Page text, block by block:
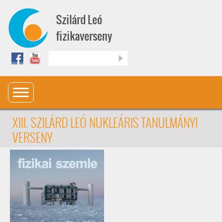
Szilárd Leó
fizikaverseny
XIII. SZILÁRD LEÓ NUKLEÁRIS TANULMÁNYI
VERSENY